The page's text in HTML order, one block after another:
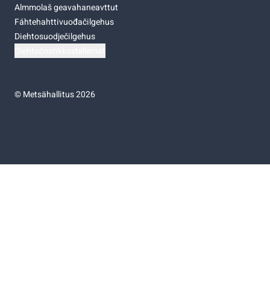
Almmolaš geavahaneavttut
Fáhtehahttivuođačilgehus
Diehtosuodječilgehus
©Metsähallitus 2026